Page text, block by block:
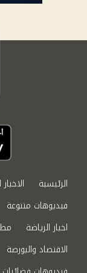
الرئيسية
فيديوهات متنوعة
اخبار الرياضة
الاقتصاد والبورصة